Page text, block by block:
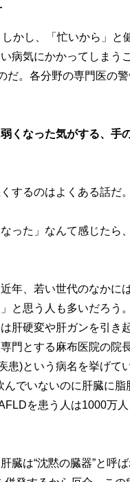
かし、「忙いから」と
病気にかかってしまう
だ。各分野の専門医の
くなった気がする、手
するのはよくある話だ。
った」なんて感じたら
年、若い世代のなかに
と思う人も多いだろう
肝硬変や肝ガンを引き
門とする麻布医院の院
)という病名を挙げてい
でいないのに肝臓に脂
を患う人は1000万人
臓は“沈黙の臓器”と呼